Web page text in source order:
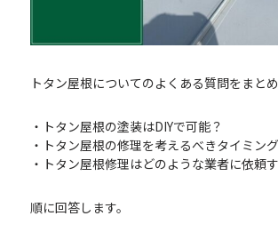
トタン屋根についてのよくある質問をまとめ
・トタン屋根の塗装はDIYで可能？
・トタン屋根の修理を考えるべきタイミン
・トタン屋根修理はどのような業者に依頼
順に回答します。